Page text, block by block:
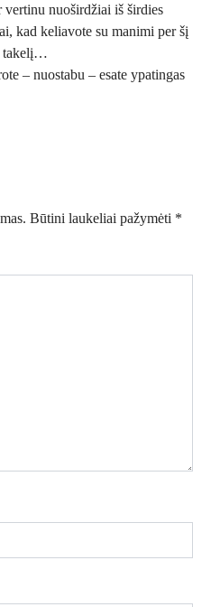
vertinu nuoširdžiai iš širdies
kad keliavote su manimi per šį
takelį…
– nuostabu – esate ypatingas
Būtini laukeliai pažymėti *